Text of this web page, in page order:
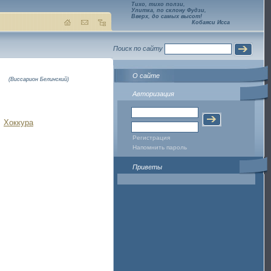
(Виссарион Белинский)
Хоккура
Тихо, тихо ползи,
Улитка, по склону Фудзи,
Вверх, до самых высот!
Кобаяси Исса
Поиск по сайту
О сайте
Авторизация
Регистрация
Напомнить пароль
Приветы